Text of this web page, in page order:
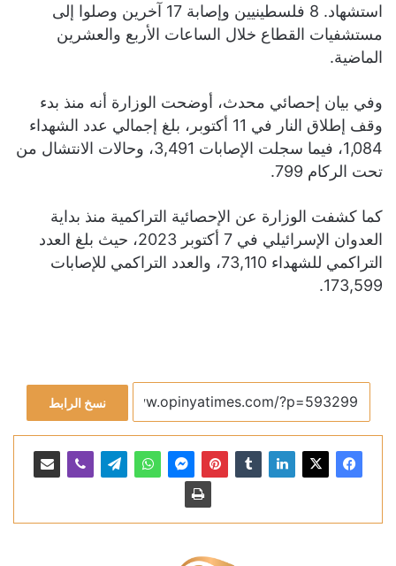
استشهاد. 8 فلسطينيين وإصابة 17 آخرين وصلوا إلى
مستشفيات القطاع خلال الساعات الأربع والعشرين
الماضية.
وفي بيان إحصائي محدث، أوضحت الوزارة أنه منذ بدء
وقف إطلاق النار في 11 أكتوبر، بلغ إجمالي عدد الشهداء
1,084، فيما سجلت الإصابات 3,491، وحالات الانتشال من
تحت الركام 799.
كما كشفت الوزارة عن الإحصائية التراكمية منذ بداية
العدوان الإسرائيلي في 7 أكتوبر 2023، حيث بلغ العدد
التراكمي للشهداء 73,110، والعدد التراكمي للإصابات
173,599.
نسخ الرابط